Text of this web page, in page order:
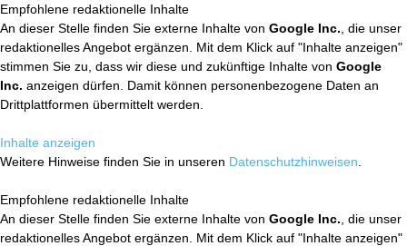
Empfohlene redaktionelle Inhalte
An dieser Stelle finden Sie externe Inhalte von Google Inc. , die unser
redaktionelles Angebot ergänzen. Mit dem Klick auf "Inhalte anzeigen"
stimmen Sie zu, dass wir diese und zukünftige Inhalte von Google
Inc. anzeigen dürfen. Damit können personenbezogene Daten an
Drittplattformen übermittelt werden.
Inhalte anzeigen
Weitere Hinweise finden Sie in unseren Datenschutzhinweisen
Empfohlene redaktionelle Inhalte
An dieser Stelle finden Sie externe Inhalte von Google Inc. , die unser
redaktionelles Angebot ergänzen. Mit dem Klick auf "Inhalte anzeigen"